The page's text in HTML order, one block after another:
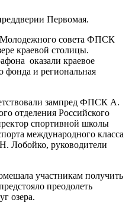
Первомая.
совета ФПСК
краевой столицы.
оказали краевое
фонда и региональная
зампред ФПСК А.
отделения Российского
спортивной школы
международного класса
Лобойко, руководители
участникам получить
преодолеть
озера.